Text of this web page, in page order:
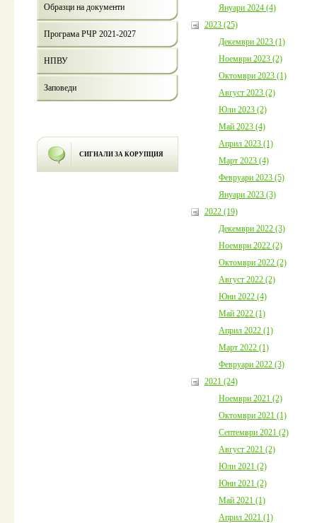
Образци на документи
Програма РЧР 2021-2027
НПВУ
Заповеди
СИГНАЛИ ЗА КОРУПЦИЯ
Януари 2024 (4)
2023 (25)
Декември 2023 (1)
Ноември 2023 (2)
Октомври 2023 (1)
Август 2023 (2)
Юли 2023 (2)
Май 2023 (4)
Април 2023 (1)
Март 2023 (4)
Февруари 2023 (5)
Януари 2023 (3)
2022 (19)
Декември 2022 (3)
Ноември 2022 (2)
Октомври 2022 (2)
Август 2022 (2)
Юни 2022 (4)
Май 2022 (1)
Април 2022 (1)
Март 2022 (1)
Февруари 2022 (3)
2021 (24)
Ноември 2021 (2)
Октомври 2021 (1)
Септември 2021 (2)
Август 2021 (2)
Юли 2021 (2)
Юни 2021 (2)
Май 2021 (1)
Април 2021 (1)